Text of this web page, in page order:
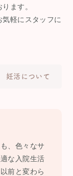
ます。
軽にスタッフに
妊活について
、色々なサ
な入院生活
前と変わら